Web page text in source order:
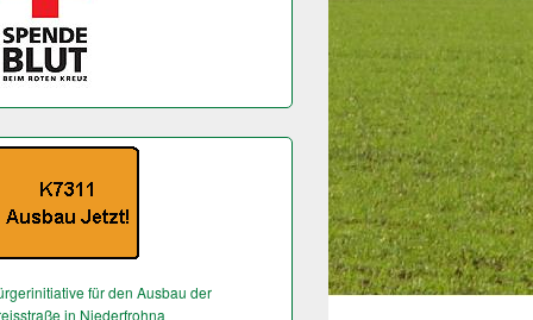
für den Ausbau der
in Niederfrohna